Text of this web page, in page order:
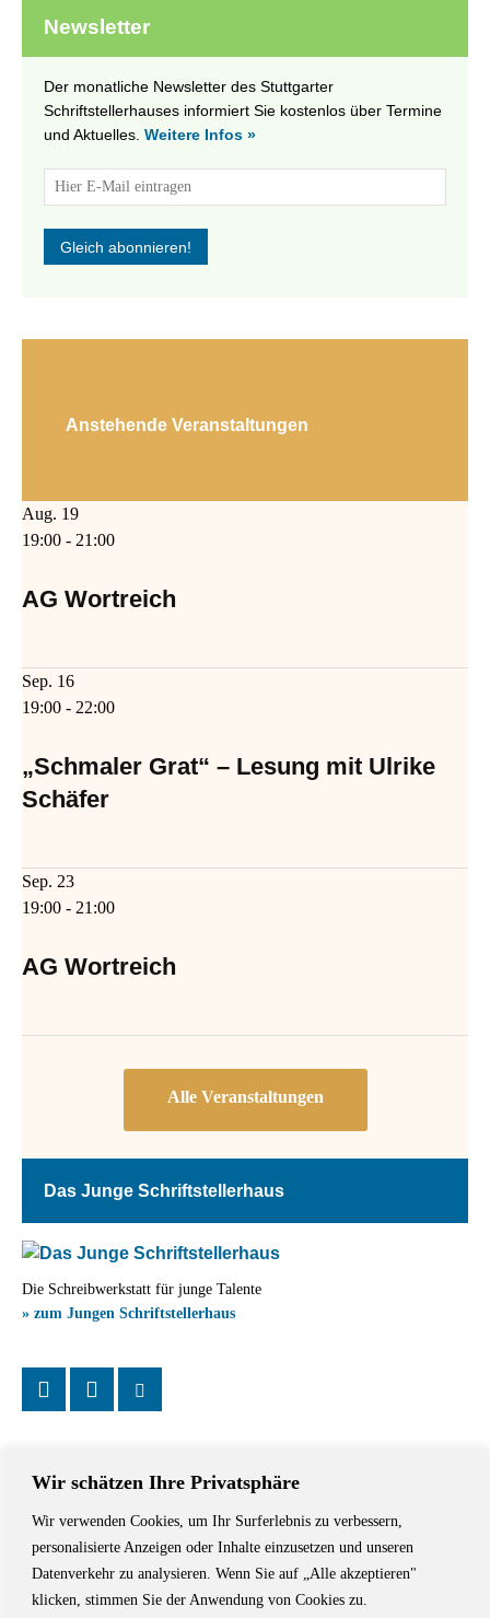
Wir schätzen Ihre Privatsphäre
Wir verwenden Cookies, um Ihr Surferlebnis zu verbessern,
personalisierte Anzeigen oder Inhalte einzusetzen und unseren
Datenverkehr zu analysieren. Wenn Sie auf „Alle akzeptieren"
klicken, stimmen Sie der Anwendung von Cookies zu.
Newsletter
Der monatliche Newsletter des Stuttgarter
Schriftstellerhauses informiert Sie kostenlos über Termine
und Aktuelles. Weitere Infos »
Anstehende Veranstaltungen
Aug. 19
19:00 - 21:00
AG Wortreich
Sep. 16
19:00 - 22:00
„Schmaler Grat“ – Lesung mit Ulrike
Schäfer
Sep. 23
19:00 - 21:00
AG Wortreich
Das Junge Schriftstellerhaus
Die Schreibwerkstatt für junge Talente
» zum Jungen Schriftstellerhaus
Das Schriftstellerhaus ist ein beliebter Treffpunkt für Autorinnen und
Autoren aus Stuttgart und der Region sowie ein Veranstaltungsort für
Lesungen, Tagungen und Schreibwerkstätten.